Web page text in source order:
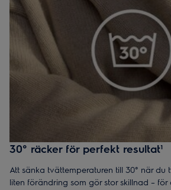
30° räcker för perfekt resultat¹
Att sänka tvättemperaturen till 30° när du
liten förändring som gör stor skillnad – för